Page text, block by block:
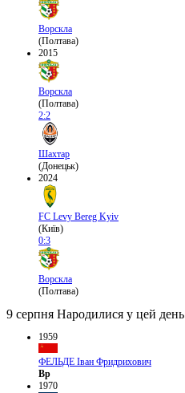
Ворскла
(Полтава)
2015
Ворскла
(Полтава)
2:2
Шахтар
(Донецьк)
2024
FC Levy Bereg Kyiv
(Київ)
0:3
Ворскла
(Полтава)
9 серпня Народилися у цей день
1959
ФЕЛЬДЕ Іван Фридрихович
Вр
1970